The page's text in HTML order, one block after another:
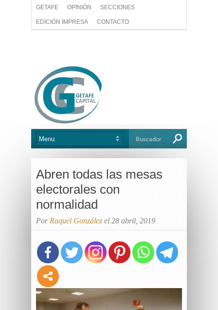
GETAFE OPINIÓN SECCIONES
EDICIÓN IMPRESA CONTACTO
Abren todas las mesas
electorales con
normalidad
Por Raquel González el 28 abril, 2019